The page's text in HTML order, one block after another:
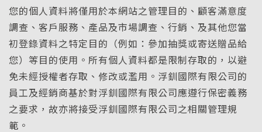
您的個人資料將僅用於本網站之管理目的、顧客滿意度
調查、客戶服務、產品及市場調查、行銷、及其他您當
初登錄資料之特定目的（例如：參加抽獎或寄送贈品給
您）等目的使用。所有個人資料都是限制存取的，以避
免未經授權者存取、修改或濫用。浮釧國際有限公司的
員工及經銷商基於對浮釧國際有限公司應遵行保密義務
之要求，故亦將接受浮釧國際有限公司之相關管理規
範。